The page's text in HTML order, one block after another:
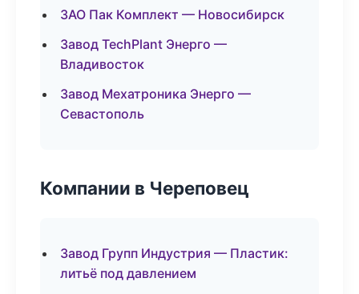
ЗАО Пак Комплект — Новосибирск
Завод TechPlant Энерго —
Владивосток
Завод Мехатроника Энерго —
Севастополь
Компании в Череповец
Завод Групп Индустрия — Пластик:
литьё под давлением